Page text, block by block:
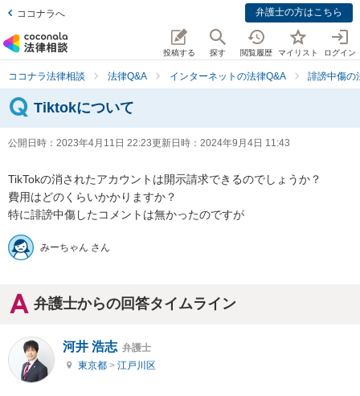
ココナラへ 弁護士の方はこちら
投稿する 探す 閲覧履歴 マイリスト ログイン
ココナラ法律相談 法律Q&A インターネットの法律Q&A 誹謗中傷の
Tiktokについて
公開日時： 2023年4月11日 22:23更新日時： 2024年9月4日 11:43
TikTokの消されたアカウントは開示請求できるのでしょうか？
費用はどのくらいかかりますか？
特に誹謗中傷したコメントは無かったのですが
みーちゃん さん
弁護士からの回答タイムライン
河井 浩志 弁護士
東京都 > 江戸川区